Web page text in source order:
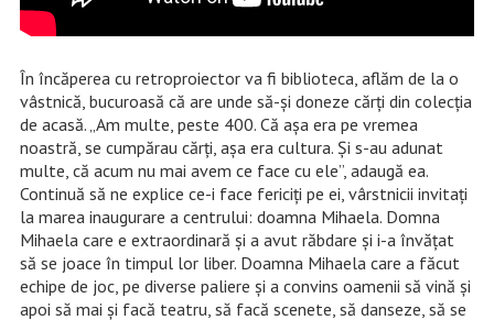
În încăperea cu retroproiector va fi biblioteca, aflăm de la o
vâstnică, bucuroasă că are unde să-și doneze cărți din colecția
de acasă. „Am multe, peste 400. Că așa era pe vremea
noastră, se cumpărau cărți, așa era cultura. Și s-au adunat
multe, că acum nu mai avem ce face cu ele”, adaugă ea.
Continuă să ne explice ce-i face fericiți pe ei, vârstnicii invitați
la marea inaugurare a centrului: doamna Mihaela. Domna
Mihaela care e extraordinară și a avut răbdare și i-a învățat
să se joace în timpul lor liber. Doamna Mihaela care a făcut
echipe de joc, pe diverse paliere și a convins oamenii să vină și
apoi să mai și facă teatru, să facă scenete, să danseze, să se